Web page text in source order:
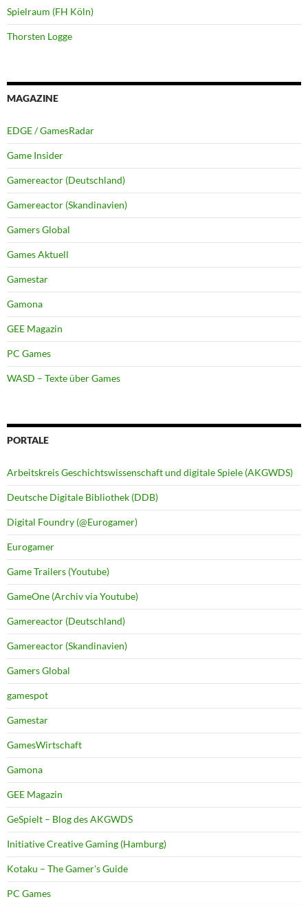
Spielraum (FH Köln)
Thorsten Logge
MAGAZINE
EDGE / GamesRadar
Game Insider
Gamereactor (Deutschland)
Gamereactor (Skandinavien)
Gamers Global
Games Aktuell
Gamestar
Gamona
GEE Magazin
PC Games
WASD – Texte über Games
PORTALE
Arbeitskreis Geschichtswissenschaft und digitale Spiele (AKGWDS)
Deutsche Digitale Bibliothek (DDB)
Digital Foundry (@Eurogamer)
Eurogamer
Game Trailers (Youtube)
GameOne (Archiv via Youtube)
Gamereactor (Deutschland)
Gamereactor (Skandinavien)
Gamers Global
gamespot
Gamestar
GamesWirtschaft
Gamona
GEE Magazin
GeSpielt – Blog des AKGWDS
Initiative Creative Gaming (Hamburg)
Kotaku – The Gamer's Guide
PC Games